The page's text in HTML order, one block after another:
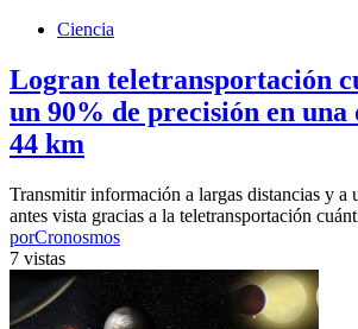
Ciencia
Logran teletransportación
un 90% de precisión en una
44 km
Transmitir información a largas distancias y a
antes vista gracias a la teletransportación
porCronosmos
7 vistas